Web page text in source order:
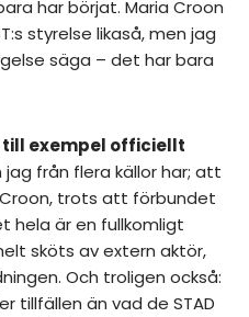
har börjat. Maria Croon
styrelse likaså, men jag
säga – det har bara
till exempel officiellt
från flera källor har; att
Croon, trots att förbundet
är en fullkomligt
sköts av extern aktör,
Och troligen också:
tillfällen än vad de STAD